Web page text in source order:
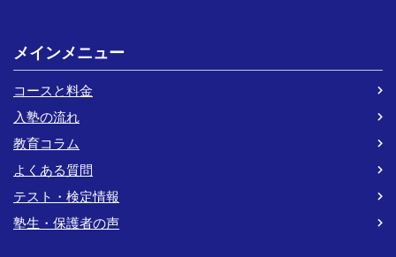
メインメニュー
コースと料金
入塾の流れ
教育コラム
よくある質問
テスト・検定情報
塾生・保護者の声